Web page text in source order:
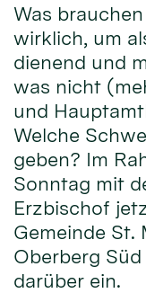
Was
wirklich, um
dienend und
was nicht
und
Welche
geben? Im
Sonntag mit
Erzbischof
Gemeinde St.
Oberberg
darüber ein.